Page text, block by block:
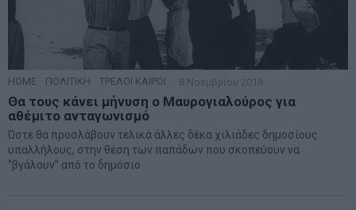
HOME ΠΟΛΙΤΙΚΗ ΤΡΕΛΟΙ ΚΑΙΡΟΙ 8 Νοεμβρίου 2018
Θα τους κάνει μήνυση ο Μαυρογιαλούρος για
αθέμιτο ανταγωνισμό
Ώστε θα προσλάβουν τελικά άλλες δέκα χιλιάδες δημοσίους
υπαλλήλους, στην θέση των παπάδων που σκοπεύουν να
‘’βγάλουν’’ από το δημόσιο